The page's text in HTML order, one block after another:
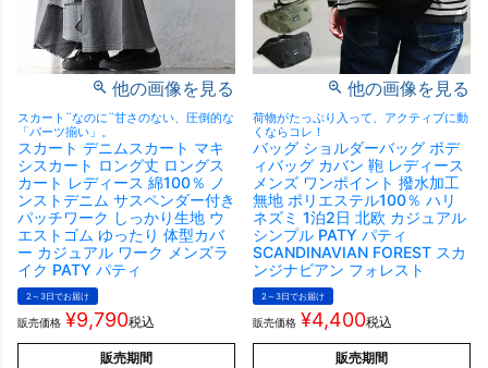
他の画像を見る
スカート¨なのに¨甘さのない、圧倒的な
「パーツ揃い」。
スカート デニムスカート マキ
シスカート ロング丈 ロングス
カート レディース 綿100％ ノ
ンストデニム サスペンダー付き
パッチワーク しっかり生地 ウ
エストゴム ゆったり 体型カバ
ー カジュアル ワーク メンズラ
イク PATY パティ
2～3日でお届け
販売価格 ¥9,790税込
販売期間
他の画像を見る
荷物がたっぷり入って、アクティブに動
くならコレ！
バッグ ショルダーバッグ ボデ
ィバッグ カバン 鞄 レディース
メンズ ワンポイント 撥水加工
無地 ポリエステル100％ ハリ
ネズミ 1泊2日 北欧 カジュアル
シンプル PATY パティ
SCANDINAVIAN FOREST スカ
ンジナビアン フォレスト
2～3日でお届け
販売価格 ¥4,400税込
販売期間